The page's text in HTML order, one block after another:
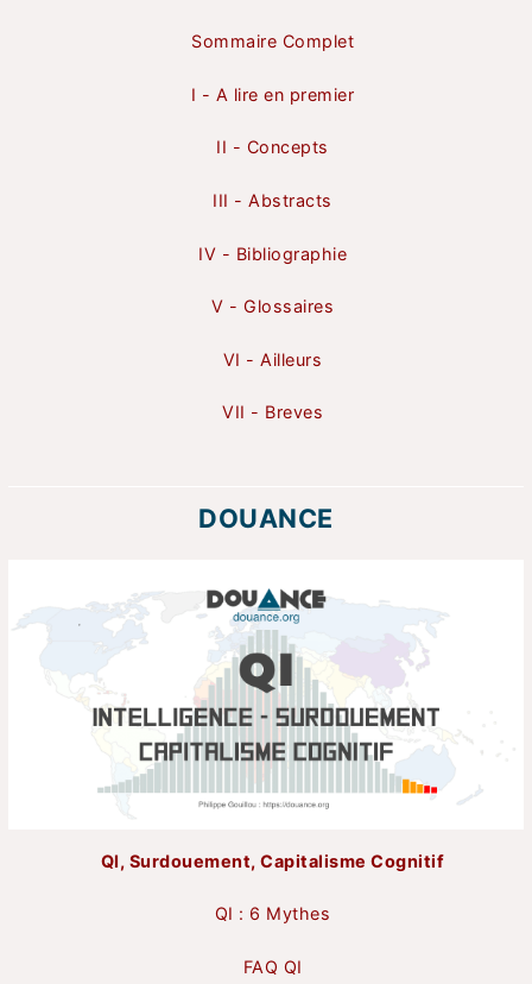
Sommaire Complet
I - A lire en premier
II - Concepts
III - Abstracts
IV - Bibliographie
V - Glossaires
VI - Ailleurs
VII - Breves
DOUANCE
QI, Surdouement, Capitalisme Cognitif
QI : 6 Mythes
FAQ QI